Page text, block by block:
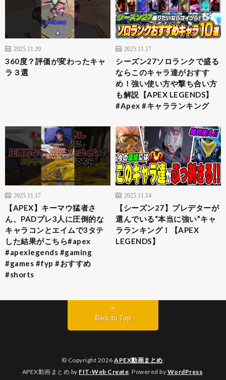
2025.11.20
360度？評価が変わったキャ
ラ３選
2025.11.17
シーズン27ソロランクで盛る
ならこのキャラ達がおすす
め！強い使い方や撃ち合い方
も解説【APEX LEGENDS】
#Apex #キャラランキング
2025.11.17
【APEX】キーマウ猛者さ
ん、PADプレ3人に圧倒的な
キャラコンとエイムで3タテ
した結果がこちら#apex
#apexlegends #gaming
#games #fyp #おすすめ
#shorts
2025.11.14
【シーズン27】プレデターが
選んでいる“本当に強い”キャ
ラランキング！【APEX
LEGENDS】
Back to Top
© Copyright 2026APEX動画まとめ.
APEX動画まとめ by FIT-Web Create. Powered by WordPress.